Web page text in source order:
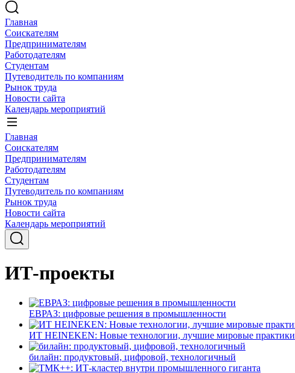
Главная
Соискателям
Предпринимателям
Работодателям
Студентам
Путеводитель по компаниям
Рынок труда
Новости сайта
Календарь мероприятий
Главная
Соискателям
Предпринимателям
Работодателям
Студентам
Путеводитель по компаниям
Рынок труда
Новости сайта
Календарь мероприятий
ИТ-проекты
ЕВРАЗ: цифровые решения в промышленности
ИТ HEINEKEN: Новые технологии, лучшие мировые практики
билайн: продуктовый, цифровой, технологичный